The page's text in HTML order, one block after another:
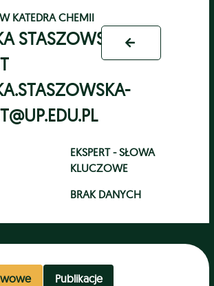
W KATEDRA CHEMII
STASZOWSKA-
EKSPERT - SŁOWA
KLUCZOWE
BRAK DANYCH
Publikacje